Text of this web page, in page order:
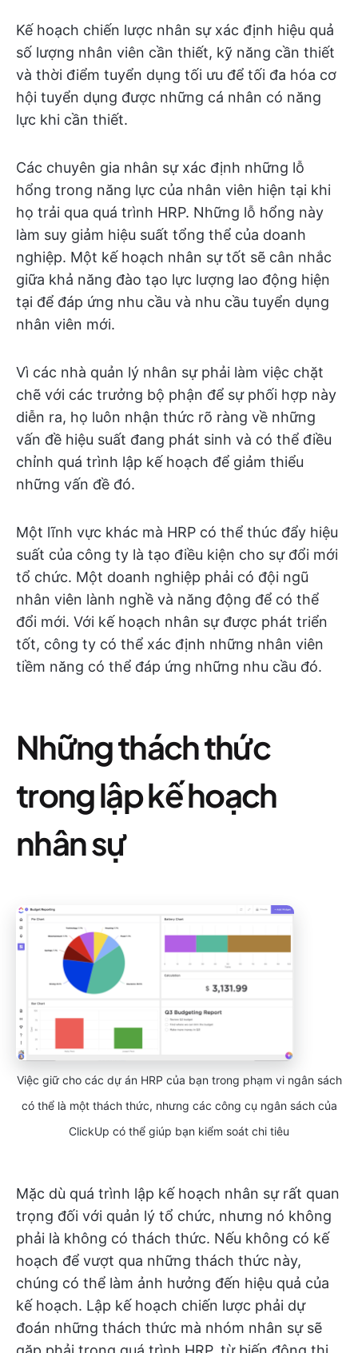
Kế hoạch chiến lược nhân sự xác định hiệu quả
số lượng nhân viên cần thiết, kỹ năng cần thiết
và thời điểm tuyển dụng tối ưu để tối đa hóa cơ
hội tuyển dụng được những cá nhân có năng
lực khi cần thiết.
Các chuyên gia nhân sự xác định những lỗ
hổng trong năng lực của nhân viên hiện tại khi
họ trải qua quá trình HRP. Những lỗ hổng này
làm suy giảm hiệu suất tổng thể của doanh
nghiệp. Một kế hoạch nhân sự tốt sẽ cân nhắc
giữa khả năng đào tạo lực lượng lao động hiện
tại để đáp ứng nhu cầu và nhu cầu tuyển dụng
nhân viên mới.
Vì các nhà quản lý nhân sự phải làm việc chặt
chẽ với các trưởng bộ phận để sự phối hợp này
diễn ra, họ luôn nhận thức rõ ràng về những
vấn đề hiệu suất đang phát sinh và có thể điều
chỉnh quá trình lập kế hoạch để giảm thiểu
những vấn đề đó.
Một lĩnh vực khác mà HRP có thể thúc đẩy hiệu
suất của công ty là tạo điều kiện cho sự đổi mới
tổ chức. Một doanh nghiệp phải có đội ngũ
nhân viên lành nghề và năng động để có thể
đổi mới. Với kế hoạch nhân sự được phát triển
tốt, công ty có thể xác định những nhân viên
tiềm năng có thể đáp ứng những nhu cầu đó.
Những thách thức
trong lập kế hoạch
nhân sự
Việc giữ cho các dự án HRP của bạn trong phạm vi ngân sách
có thể là một thách thức, nhưng các công cụ ngân sách của
ClickUp có thể giúp bạn kiểm soát chi tiêu
Mặc dù quá trình lập kế hoạch nhân sự rất quan
trọng đối với quản lý tổ chức, nhưng nó không
phải là không có thách thức. Nếu không có kế
hoạch để vượt qua những thách thức này,
chúng có thể làm ảnh hưởng đến hiệu quả của
kế hoạch. Lập kế hoạch chiến lược phải dự
đoán những thách thức mà nhóm nhân sự sẽ